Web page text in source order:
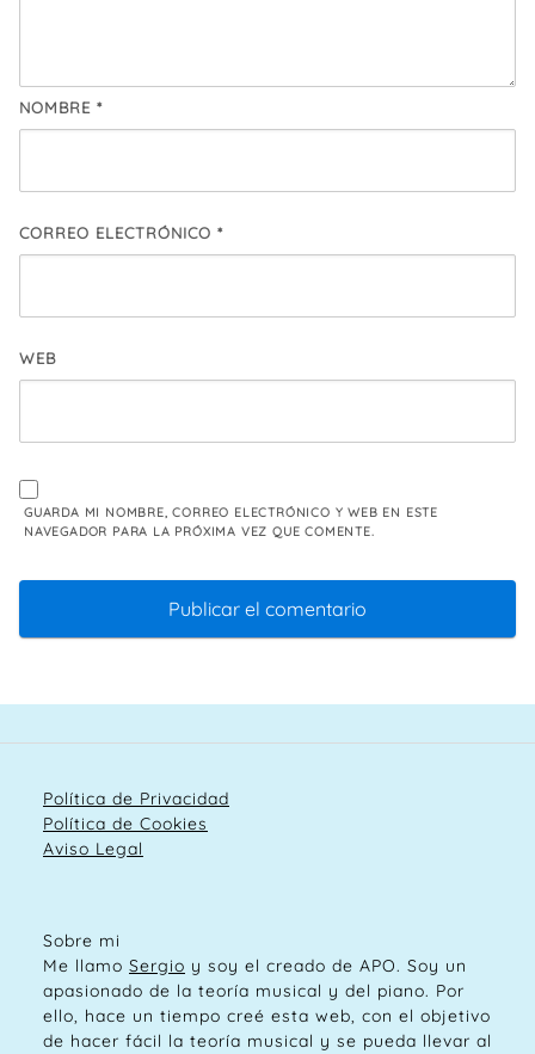
NOMBRE *
CORREO ELECTRÓNICO *
WEB
GUARDA MI NOMBRE, CORREO ELECTRÓNICO Y WEB EN ESTE
NAVEGADOR PARA LA PRÓXIMA VEZ QUE COMENTE.
Política de Privacidad
Política de Cookies
Aviso Legal
Sobre mi
Me llamo Sergio y soy el creado de APO. Soy un
apasionado de la teoría musical y del piano. Por
ello, hace un tiempo creé esta web, con el objetivo
de hacer fácil la teoría musical y se pueda llevar al